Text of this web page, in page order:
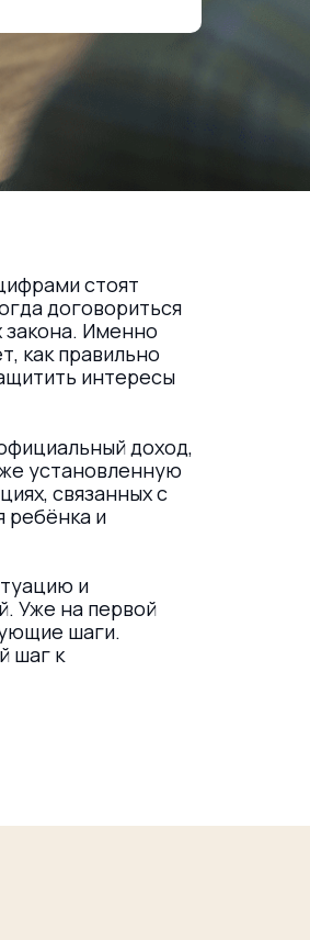
стоят
договориться
закона. Именно
как правильно
интересы
доход,
установленную
связанных с
ребёнка и
и
Уже на первой
шаги.
шаг к